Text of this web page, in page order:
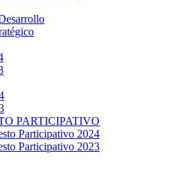
PARTICIPATIVO
Participativo 2024
Participativo 2023